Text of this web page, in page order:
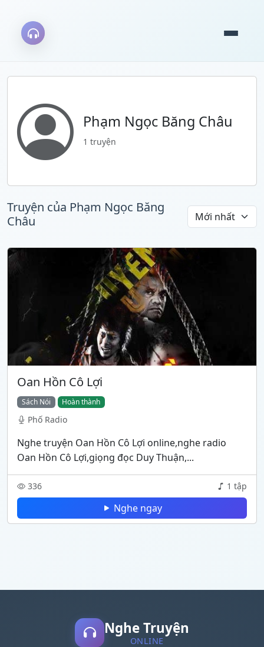
Phạm Ngọc Băng Châu
1 truyện
Truyện của Phạm Ngọc Băng
Châu
Oan Hồn Cô Lợi
Sách Nói Hoàn thành
Phố Radio
Nghe truyện Oan Hồn Cô Lợi online,nghe radio
Oan Hồn Cô Lợi,giọng đọc Duy Thuận,...
336 1 tập
Nghe ngay
Nghe Truyện
ONLINE